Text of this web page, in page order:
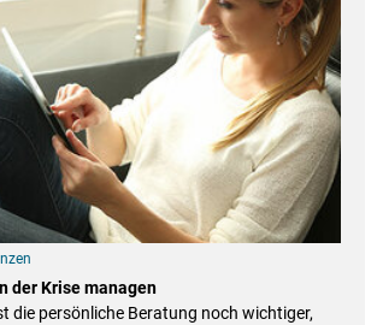
der Krise managen
die persönliche Beratung noch wichtiger,